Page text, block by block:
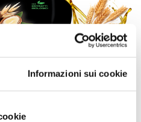
Informazioni sui cookie
di mani e viso
che lascia la
e piacevolmente